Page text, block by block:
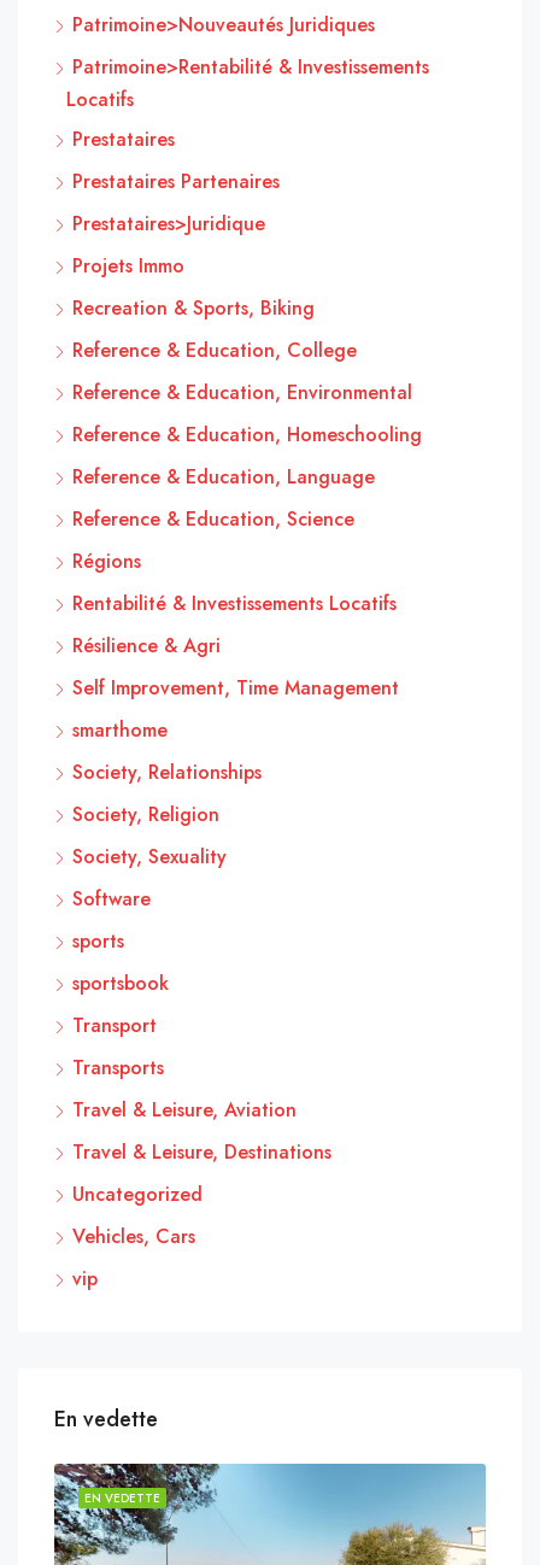
Patrimoine>Nouveautés Juridiques
Patrimoine>Rentabilité & Investissements
Locatifs
Prestataires
Prestataires Partenaires
Prestataires>Juridique
Projets Immo
Recreation & Sports, Biking
Reference & Education, College
Reference & Education, Environmental
Reference & Education, Homeschooling
Reference & Education, Language
Reference & Education, Science
Régions
Rentabilité & Investissements Locatifs
Résilience & Agri
Self Improvement, Time Management
smarthome
Society, Relationships
Society, Religion
Society, Sexuality
Software
sports
sportsbook
Transport
Transports
Travel & Leisure, Aviation
Travel & Leisure, Destinations
Uncategorized
Vehicles, Cars
vip
En vedette
EN VEDETTE